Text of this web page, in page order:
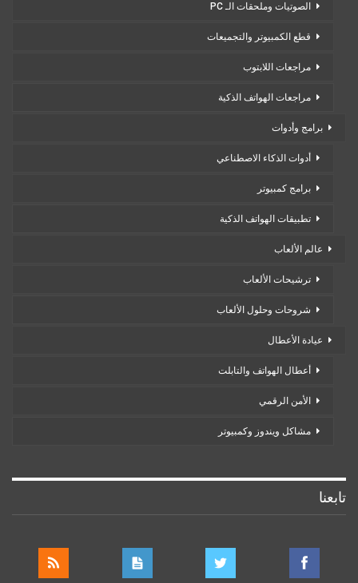
الصوتيات وملحقات الـ PC
قطع الكمبيوتر والتجميعات
مراجعات اللابتوب
مراجعات الهواتف الذكية
برامج وأدوات
أدوات الذكاء الاصطناعي
برامج كمبيوتر
تطبيقات الهواتف الذكية
عالم الألعاب
ترشيحات الألعاب
شروحات وحلول الألعاب
عيادة الأعطال
أعطال الهواتف والتابلت
الأمن الرقمي
مشاكل ويندوز وكمبيوتر
تابعنا